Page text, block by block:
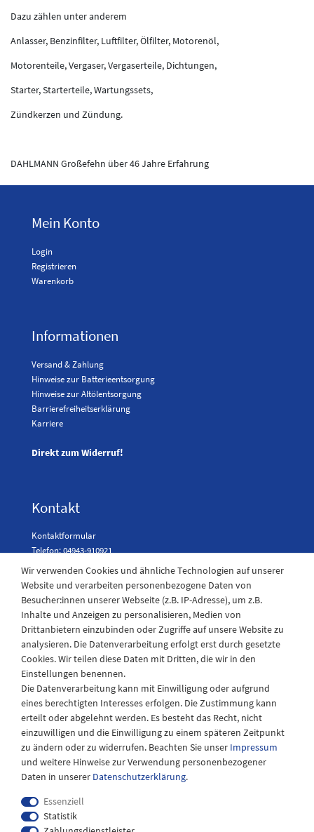
Dazu zählen unter anderem
Anlasser, Benzinfilter, Luftfilter, Ölfilter, Motorenöl,
Motorenteile, Vergaser, Vergaserteile, Dichtungen,
Starter, Starterteile, Wartungssets,
Zündkerzen und Zündung.
DAHLMANN Großefehn über 46 Jahre Erfahrung
Mein Konto
Login
Registrieren
Warenkorb
Informationen
Versand & Zahlung
Hinweise zur Batterieentsorgung
Hinweise zur Altölentsorgung
Barrierefreiheitserklärung
Karriere
Direkt zum Widerruf!
Kontakt
Kontaktformular
Telefon: 04943-910921
Laden Öffnungszeiten
Montag - Freitag
08:30 - 12:30 und 13.00 - 17.30 Uhr
Samstags
08:30 bis 12:30 Uhr
Wir verwenden Cookies und ähnliche Technologien auf unserer
Website und verarbeiten personenbezogene Daten von
Besucher:innen unserer Webseite (z.B. IP-Adresse), um z.B.
Inhalte und Anzeigen zu personalisieren, Medien von
Drittanbietern einzubinden oder Zugriffe auf unsere Website zu
analysieren. Die Datenverarbeitung erfolgt erst durch gesetzte
Cookies. Wir teilen diese Daten mit Dritten, die wir in den
Einstellungen benennen.
Die Datenverarbeitung kann mit Einwilligung oder aufgrund
eines berechtigten Interesses erfolgen. Die Zustimmung kann
erteilt oder abgelehnt werden. Es besteht das Recht, nicht
einzuwilligen und die Einwilligung zu einem späteren Zeitpunkt
zu ändern oder zu widerrufen. Beachten Sie unser Impressum
und weitere Hinweise zur Verwendung personenbezogener
Daten in unserer Daten­schutz­erklärung.
Essenziell
Statistik